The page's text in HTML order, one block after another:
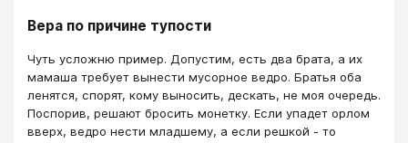
Вера по причине тупости
Чуть усложню пример. Допустим, есть два брата, а их
мамаша требует вынести мусорное ведро. Братья оба
ленятся, спорят, кому выносить, дескать, не моя очередь.
Поспорив, решают бросить монетку. Если упадет орлом
вверх, ведро нести младшему, а если решкой - то